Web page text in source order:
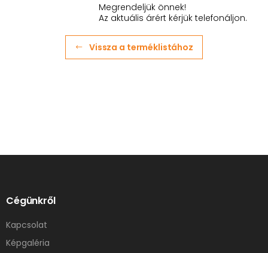
Megrendeljük önnek!
Az aktuális árért kérjük telefonáljon.
Vissza a terméklistához
Cégünkről
Kapcsolat
Képgaléria